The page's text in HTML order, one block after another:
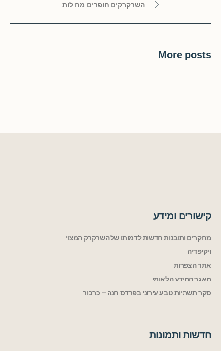
השרקרקים חופרים מחילות
More posts
קישורים ומידע
מחקרים ותובנות חדשות לדמותו של השרקרק המצוי
ויקיפדיה
אתר הצפרות
מאגר המידע הלאומי
סקר תשתיות טבע עירוני בפרדס חנה – כרכור
חדשות ותמונות